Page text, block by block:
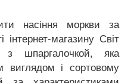
насіння моркви за
магазину Світ
з шпаргалочкой, яка
виглядом і сортовому